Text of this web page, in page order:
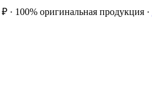
₽ · 100% оригинальная продукция ·